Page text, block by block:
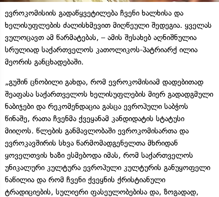
ევროკომისიის გადაწყვეტილება ჩვენი ხალხისა და
ხელისუფლების ძალისხმევით მიღწეული შედეგია. ყველას
ვულოცავთ ამ წარმატებას, – ამის შესახებ აღნიშნულია
სრულიად საქართველოს კათოლიკოს-პატრიარქ ილია
მეორის განცხადებაში.
„გუშინ ცნობილი გახდა, რომ ევროკომისიამ დადებითად
შეაფასა საქართველოს ხელისუფლების მიერ გადადგმული
ნაბიჯები და რეკომენდაცია გასცა ევროპული საბჭოს
წინაშე, რათა ჩვენმა ქვეყანამ კანდიდატის სტატუსი
მიიღოს. წლების განმავლობაში ევროკომისართა და
ევროკავშირის სხვა წარმომადგენელთა მხრიდან
ყოველთვის ხაზი ესმებოდა იმას, რომ საქართველოს
უნიკალური კულტურა ევროპული კულტურის განუყოფელი
ნაწილია და რომ ჩვენი ქვეყნის ქრისტიანული
ტრადიციების, სულიერი ფასეულობებისა და, ზოგადად,